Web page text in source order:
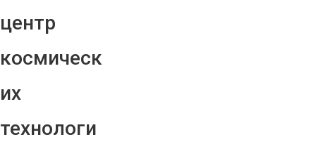
центр
космическ
их
технологи